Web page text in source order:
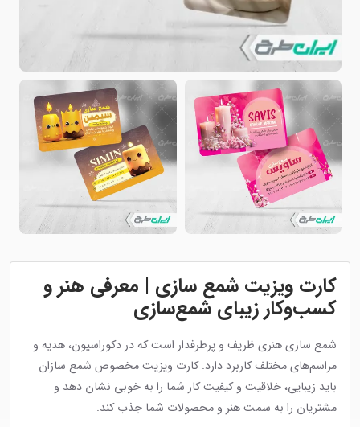
کارت ویزیت شمع سازی | معرفی هنر و
کسب‌وکار زیبای شمع‌سازی
شمع سازی هنری ظریف و پرطرفدار است که در دکوراسیون، هدیه و
مراسم‌های مختلف کاربرد دارد. کارت ویزیت مخصوص شمع سازان
باید زیبایی، خلاقیت و کیفیت کار شما را به خوبی نشان دهد و
مشتریان را به سمت هنر و محصولات شما جذب کند.